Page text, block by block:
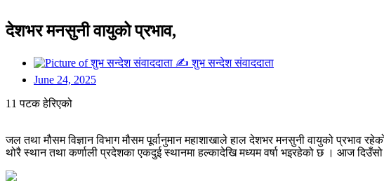
देशभर मनसुनी वायुको प्रभाव,
✍ शुभ सन्देश संवाददाता
June 24, 2025
11 पटक हेरिएको
जल तथा मौसम विज्ञान विभाग मौसम पूर्वानुमान महाशाखाले हाल देशभर मनसुनी वायुको
थोरै स्थान तथा कर्णाली प्रदेशका एकदुई स्थानमा हल्कादेखि मध्यम वर्षा भइरहेको छ । आज